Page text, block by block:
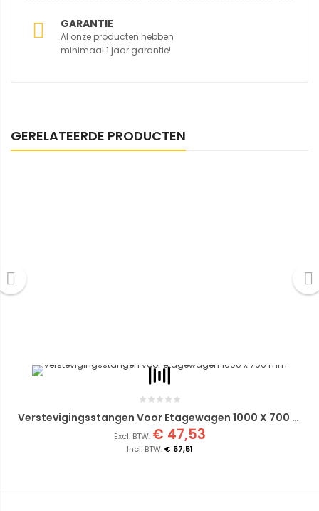
GARANTIE
Al onze producten hebben
minimaal 1 jaar garantie!
GERELATEERDE PRODUCTEN
Verstevigingsstangen Voor Etagewagen 1000 X 700 Mm
€ 57,51
€ 47,53